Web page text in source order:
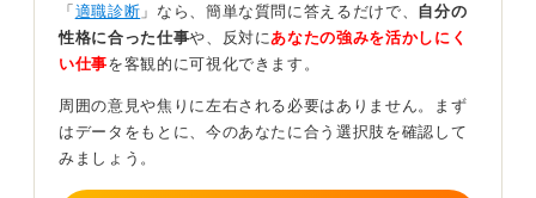
の支援も受けていけると良いですね。
通過につながる！
自分には大学院生として、ほかの学部卒業生とは異なる
経験をし、スキルを高めたのだという自信と自負を持っ
「 適職診断 」なら、簡単な質問に答えるだけで、 自分の
性格に合った仕事や、反対に あなたの強みを活かしにく
い仕事を客観的に可視化できます。
周囲の意見や焦りに左右される必要はありません。まず
はデータをもとに、今のあなたに合う選択肢を確認して
みましょう。